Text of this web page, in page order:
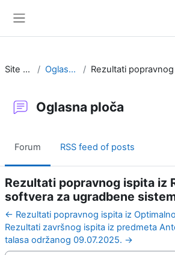
Site pages Oglasna ploča
Oglasna ploča
Forum RSS feed of posts
Rezultati popravnog ispita iz
softvera za ugradbene
← Rezultati popravnog ispita iz
Rezultati završnog ispita iz predmeta
talasa održanog 09.07.2025. →